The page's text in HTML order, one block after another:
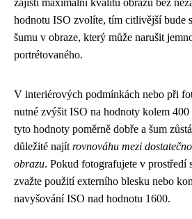
zajistí maximální kvalitu obrazu bez
hodnotu ISO zvolíte, tím citlivější bude
šumu v obraze, který může narušit
portrétovaného.
V interiérových podmínkách nebo při
nutné zvýšit ISO na hodnoty kolem
tyto hodnoty poměrně dobře a šum
důležité najít rovnováhu mezi
obrazu. Pokud fotografujete v prostředí
zvažte použití externího blesku nebo
navyšování ISO nad hodnotu 1600.